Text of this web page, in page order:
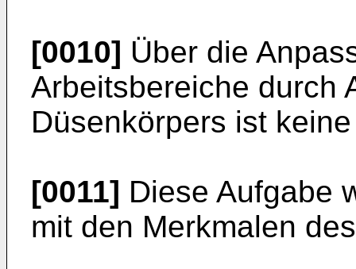
[0010] Über die
Arbeitsbereiche durch
Düsenkörpers ist
[0011] Diese Aufgabe
mit den Merkmalen